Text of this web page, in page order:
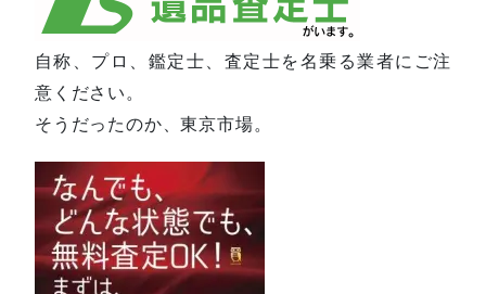
自称、プロ、鑑定士、査定士を名乗る業者にご注
意ください。
そうだったのか、東京市場。